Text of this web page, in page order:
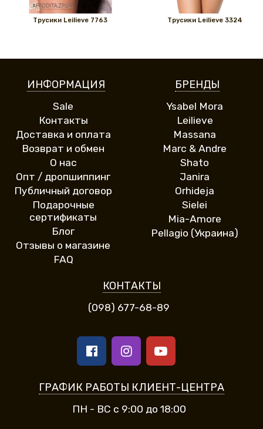
Трусики Leilieve 7763 Трусики Leilieve 3324
ИНФОРМАЦИЯ
Sale
Контакты
Доставка и оплата
Возврат и обмен
О нас
Опт / дропшиппинг
Публичный договор
Подарочные
сертификаты
Блог
Отзывы о магазине
FAQ
БРЕНДЫ
Ysabel Mora
Leilieve
Massana
Marc & Andre
Shato
Janira
Orhideja
Sielei
Mia-Amore
Pellagio (Украина)
КОНТАКТЫ
(098) 677-68-89
ГРАФИК РАБОТЫ КЛИЕНТ-ЦЕНТРА
ПН - ВС с 9:00 до 18:00